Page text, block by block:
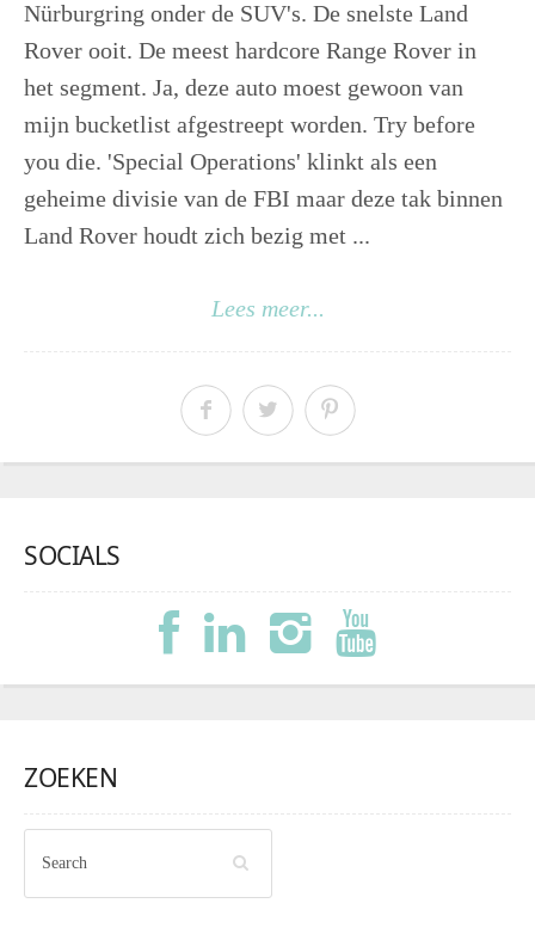
Nürburgring onder de SUV's. De snelste Land
Rover ooit. De meest hardcore Range Rover in
het segment. Ja, deze auto moest gewoon van
mijn bucketlist afgestreept worden. Try before
you die. 'Special Operations' klinkt als een
geheime divisie van de FBI maar deze tak binnen
Land Rover houdt zich bezig met ...
Lees meer...
SOCIALS
ZOEKEN